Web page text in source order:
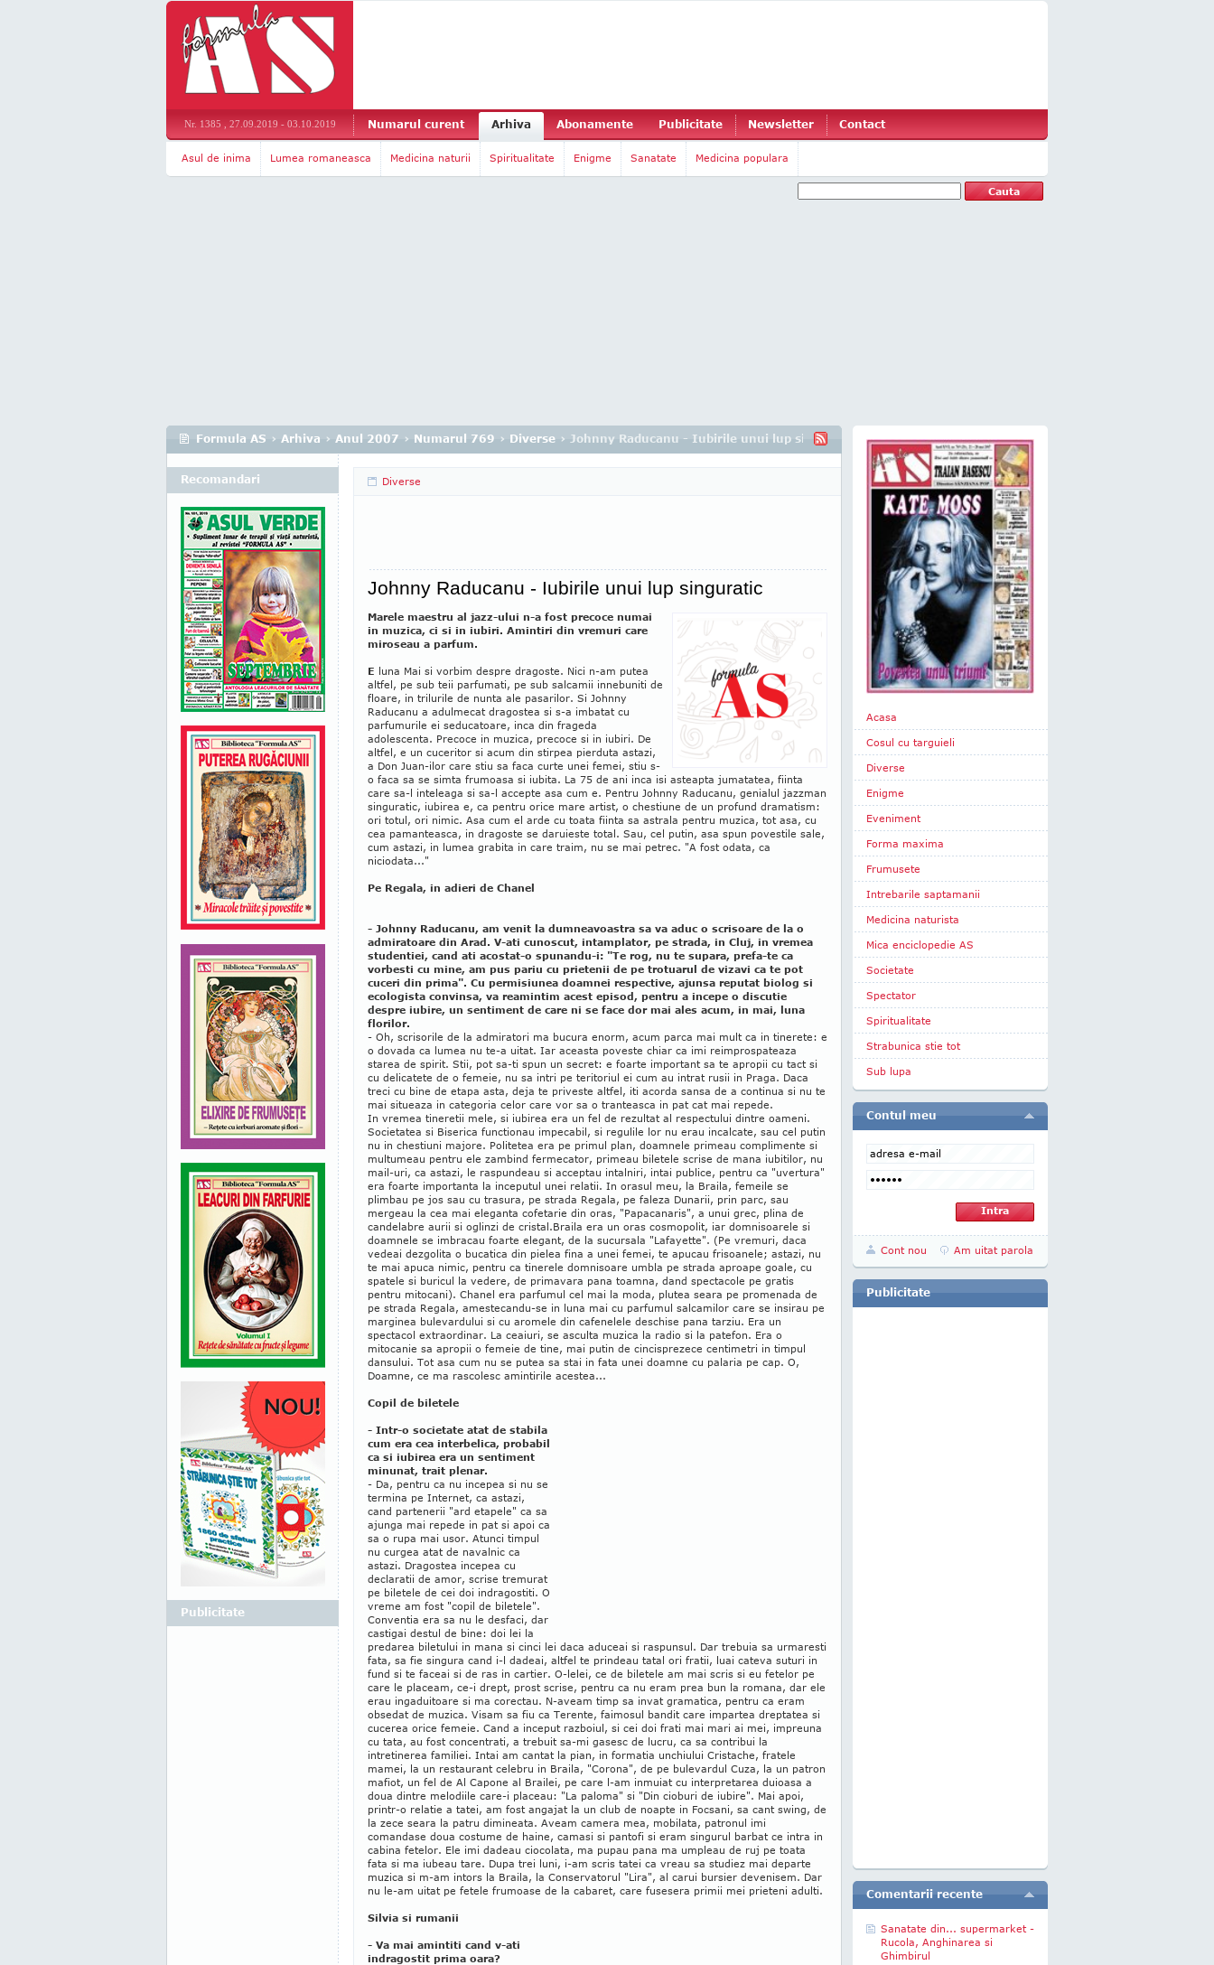
Nr. 1385 , 27.09.2019 - 03.10.2019 Numarul curent Arhiva Abonamente Publicitate Newsletter Contact
Asul de inima Lumea romaneasca Medicina naturii Spiritualitate Enigme Sanatate Medicina populara
Formula AS › Arhiva › Anul 2007 › Numarul 769 › Diverse › Johnny Raducanu - Iubirile unui lup singuratic
Diverse
Johnny Raducanu - Iubirile unui lup singuratic
Marele maestru al jazz-ului n-a fost precoce numai
in muzica, ci si in iubiri. Amintiri din vremuri care
miroseau a parfum.
E luna Mai si vorbim despre dragoste. Nici n-am putea
altfel, pe sub teii parfumati, pe sub salcamii innebuniti de
floare, in trilurile de nunta ale pasarilor. Si Johnny
Raducanu a adulmecat dragostea si s-a imbatat cu
parfumurile ei seducatoare, inca din frageda
adolescenta. Precoce in muzica, precoce si in iubiri. De
altfel, e un cuceritor si acum din stirpea pierduta astazi,
a Don Juan-ilor care stiu sa faca curte unei femei, stiu s-
o faca sa se simta frumoasa si iubita. La 75 de ani inca isi asteapta jumatatea, fiinta
care sa-l inteleaga si sa-l accepte asa cum e. Pentru Johnny Raducanu, genialul jazzman
singuratic, iubirea e, ca pentru orice mare artist, o chestiune de un profund dramatism:
ori totul, ori nimic. Asa cum el arde cu toata fiinta sa astrala pentru muzica, tot asa, cu
cea pamanteasca, in dragoste se daruieste total. Sau, cel putin, asa spun povestile sale,
cum astazi, in lumea grabita in care traim, nu se mai petrec. "A fost odata, ca
niciodata..."
Pe Regala, in adieri de Chanel
- Johnny Raducanu, am venit la dumneavoastra sa va aduc o scrisoare de la o
admiratoare din Arad. V-ati cunoscut, intamplator, pe strada, in Cluj, in vremea
studentiei, cand ati acostat-o spunandu-i: "Te rog, nu te supara, prefa-te ca
vorbesti cu mine, am pus pariu cu prietenii de pe trotuarul de vizavi ca te pot
cuceri din prima". Cu permisiunea doamnei respective, ajunsa reputat biolog si
ecologista convinsa, va reamintim acest episod, pentru a incepe o discutie
despre iubire, un sentiment de care ni se face dor mai ales acum, in mai, luna
florilor.
- Oh, scrisorile de la admiratori ma bucura enorm, acum parca mai mult ca in tinerete: e
o dovada ca lumea nu te-a uitat. Iar aceasta poveste chiar ca imi reimprospateaza
starea de spirit. Stii, pot sa-ti spun un secret: e foarte important sa te apropii cu tact si
cu delicatete de o femeie, nu sa intri pe teritoriul ei cum au intrat rusii in Praga. Daca
treci cu bine de etapa asta, deja te priveste altfel, iti acorda sansa de a continua si nu te
mai situeaza in categoria celor care vor sa o tranteasca in pat cat mai repede.
In vremea tineretii mele, si iubirea era un fel de rezultat al respectului dintre oameni.
Societatea si Biserica functionau impecabil, si regulile lor nu erau incalcate, sau cel putin
nu in chestiuni majore. Politetea era pe primul plan, doamnele primeau complimente si
multumeau pentru ele zambind fermecator, primeau biletele scrise de mana iubitilor, nu
mail-uri, ca astazi, le raspundeau si acceptau intalniri, intai publice, pentru ca "uvertura"
era foarte importanta la inceputul unei relatii. In orasul meu, la Braila, femeile se
plimbau pe jos sau cu trasura, pe strada Regala, pe faleza Dunarii, prin parc, sau
mergeau la cea mai eleganta cofetarie din oras, "Papacanaris", a unui grec, plina de
candelabre aurii si oglinzi de cristal.Braila era un oras cosmopolit, iar domnisoarele si
doamnele se imbracau foarte elegant, de la sucursala "Lafayette". (Pe vremuri, daca
vedeai dezgolita o bucatica din pielea fina a unei femei, te apucau frisoanele; astazi, nu
te mai apuca nimic, pentru ca tinerele domnisoare umbla pe strada aproape goale, cu
spatele si buricul la vedere, de primavara pana toamna, dand spectacole pe gratis
pentru mitocani). Chanel era parfumul cel mai la moda, plutea seara pe promenada de
pe strada Regala, amestecandu-se in luna mai cu parfumul salcamilor care se insirau pe
marginea bulevardului si cu aromele din cafenelele deschise pana tarziu. Era un
spectacol extraordinar. La ceaiuri, se asculta muzica la radio si la patefon. Era o
mitocanie sa apropii o femeie de tine, mai putin de cincisprezece centimetri in timpul
dansului. Tot asa cum nu se putea sa stai in fata unei doamne cu palaria pe cap. O,
Doamne, ce ma rascolesc amintirile acestea...
Copil de biletele
- Intr-o societate atat de stabila
cum era cea interbelica, probabil
ca si iubirea era un sentiment
minunat, trait plenar.
- Da, pentru ca nu incepea si nu se
termina pe Internet, ca astazi,
cand partenerii "ard etapele" ca sa
ajunga mai repede in pat si apoi ca
sa o rupa mai usor. Atunci timpul
nu curgea atat de navalnic ca
astazi. Dragostea incepea cu
declaratii de amor, scrise tremurat
pe biletele de cei doi indragostiti. O
vreme am fost "copil de biletele".
Conventia era sa nu le desfaci, dar
castigai destul de bine: doi lei la
predarea biletului in mana si cinci lei daca aduceai si raspunsul. Dar trebuia sa urmaresti
fata, sa fie singura cand i-l dadeai, altfel te prindeau tatal ori fratii, luai cateva suturi in
fund si te faceai si de ras in cartier. O-lelei, ce de biletele am mai scris si eu fetelor pe
care le placeam, ce-i drept, prost scrise, pentru ca nu eram prea bun la romana, dar ele
erau ingaduitoare si ma corectau. N-aveam timp sa invat gramatica, pentru ca eram
obsedat de muzica. Visam sa fiu ca Terente, faimosul bandit care impartea dreptatea si
cucerea orice femeie. Cand a inceput razboiul, si cei doi frati mai mari ai mei, impreuna
cu tata, au fost concentrati, a trebuit sa-mi gasesc de lucru, ca sa contribui la
intretinerea familiei. Intai am cantat la pian, in formatia unchiului Cristache, fratele
mamei, la un restaurant celebru in Braila, "Corona", de pe bulevardul Cuza, la un patron
mafiot, un fel de Al Capone al Brailei, pe care l-am inmuiat cu interpretarea duioasa a
doua dintre melodiile care-i placeau: "La paloma" si "Din cioburi de iubire". Mai apoi,
printr-o relatie a tatei, am fost angajat la un club de noapte in Focsani, sa cant swing, de
la zece seara la patru dimineata. Aveam camera mea, mobilata, patronul imi
comandase doua costume de haine, camasi si pantofi si eram singurul barbat ce intra in
cabina fetelor. Ele imi dadeau ciocolata, ma pupau pana ma umpleau de ruj pe toata
fata si ma iubeau tare. Dupa trei luni, i-am scris tatei ca vreau sa studiez mai departe
muzica si m-am intors la Braila, la Conservatorul "Lira", al carui bursier devenisem. Dar
nu le-am uitat pe fetele frumoase de la cabaret, care fusesera primii mei prieteni adulti.
Silvia si rumanii
- Va mai amintiti cand v-ati
indragostit prima oara?
Recomandari
Publicitate
Acasa
Cosul cu targuieli
Diverse
Enigme
Eveniment
Forma maxima
Frumusete
Intrebarile saptamanii
Medicina naturista
Mica enciclopedie AS
Societate
Spectator
Spiritualitate
Strabunica stie tot
Sub lupa
Contul meu
Cont nou Am uitat parola
Publicitate
Comentarii recente
Sanatate din... supermarket -
Rucola, Anghinarea si
Ghimbirul